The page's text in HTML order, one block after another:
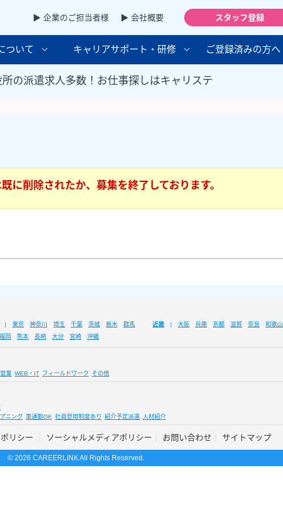
▶ 企業のご担当者様 ▶ 会社概要 スタッフ登録
ついて キャリアサポート・研修 ご登録済みの方へ
の派遣求人多数！お仕事探しはキャリステ
に削除されたか、募集を終了しております。
東京 神奈川 埼玉 千葉 茨城 栃木 群馬 近畿 大阪 兵庫 京都 滋賀 奈良
和歌山
福岡 熊本 長崎 大分 宮崎 沖縄
営業 WEB・IT フィールドワーク その他
ニング 車通勤OK 社員登用制度あり 紹介予定派遣 人材紹介
リシー ソーシャルメディアポリシー お問い合わせ サイトマップ
© 2026 CAREERLINK All Rights Reserved.